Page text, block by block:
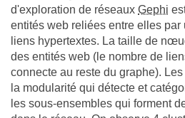
d'exploration de réseaux Gephi
entités web reliées entre elles
liens hypertextes. La taille de
des entités web (le nombre de
connecte au reste du graphe).
la modularité qui détecte et
les sous-ensembles qui forment